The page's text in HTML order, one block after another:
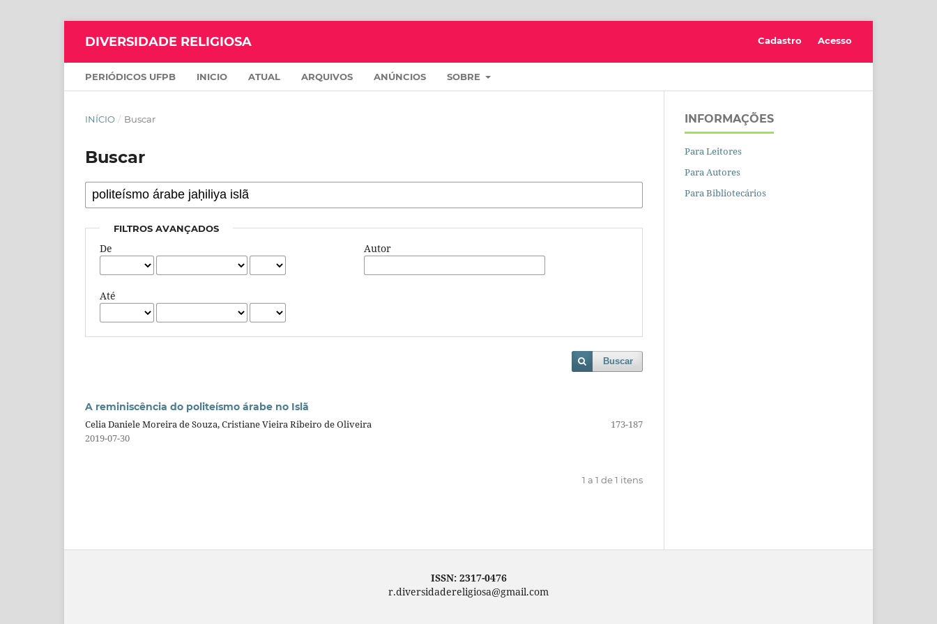
DIVERSIDADE RELIGIOSA
PERIÓDICOS UFPB INICIO ATUAL ARQUIVOS ANÚNCIOS SOBRE
Cadastro Acesso
INÍCIO / Buscar
Buscar
FILTROS AVANÇADOS
De
Até
Autor
Buscar
A reminiscência do politeísmo árabe no Islã
Celia Daniele Moreira de Souza, Cristiane Vieira Ribeiro de Oliveira
173-187
2019-07-30
1 a 1 de 1 itens
INFORMAÇÕES
Para Leitores
Para Autores
Para Bibliotecários
ISSN: 2317-0476
r.diversidadereligiosa@gmail.com